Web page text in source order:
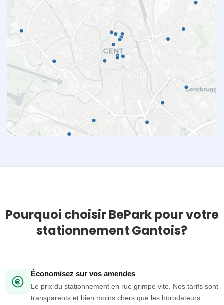
Pourquoi choisir BePark pour votre
stationnement Gantois?
Économisez sur vos amendes
Le prix du stationnement en rue grimpe vite. Nos tarifs sont
transparents et bien moins chers que les horodateurs.